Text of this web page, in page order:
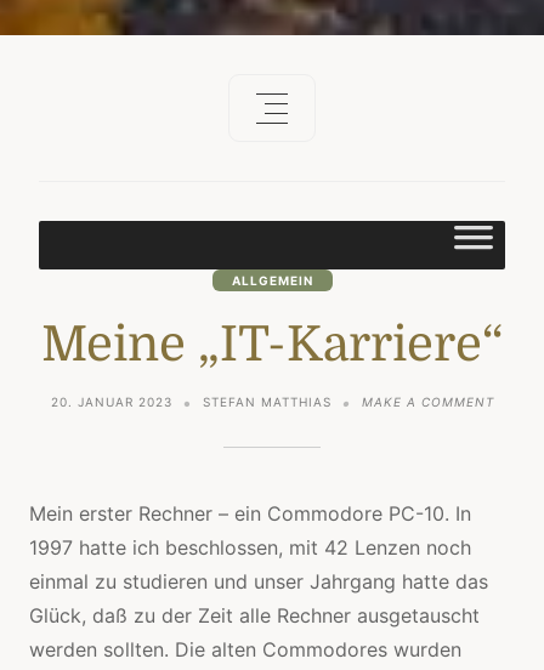
ALLGEMEIN
Meine „IT-Karriere“
20. JANUAR 2023 STEFAN MATTHIAS MAKE A COMMENTON
Mein erster Rechner – ein Commodore PC-10. In
1997 hatte ich beschlossen, mit 42 Lenzen noch
einmal zu studieren und unser Jahrgang hatte das
Glück, daß zu der Zeit alle Rechner ausgetauscht
werden sollten. Die alten Commodores wurden